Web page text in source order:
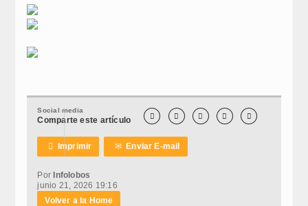
Social media
Comparte este artículo     
 Imprimir ✉Enviar E-mail
Por Infolobos
junio 21, 2026 19:16
Volver a la Home